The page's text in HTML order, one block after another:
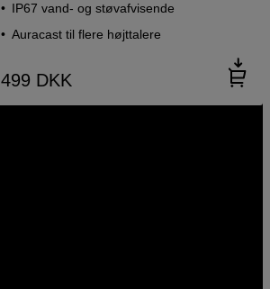
IP67 vand- og støvafvisende
Auracast til flere højttalere
499 DKK